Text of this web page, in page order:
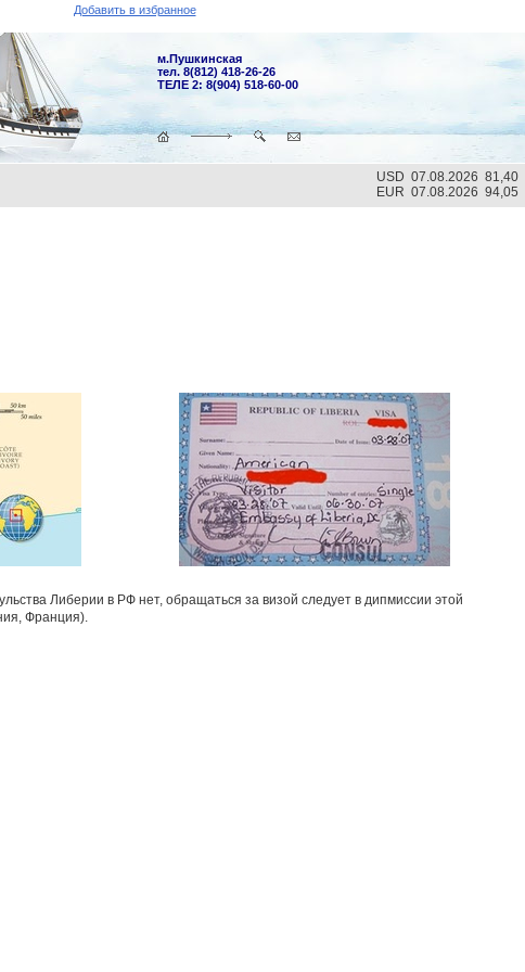
Добавить в избранное
м.Пушкинская
тел. 8(812) 418-26-26
ТЕЛЕ 2: 8(904) 518-60-00
USD 07.08.2026 81,40
EUR 07.08.2026 94,05
Либерии в РФ нет, обращаться за визой следует в дипмиссии этой
Франция).